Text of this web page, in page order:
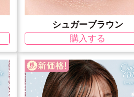
シュガーブラウン
購入する